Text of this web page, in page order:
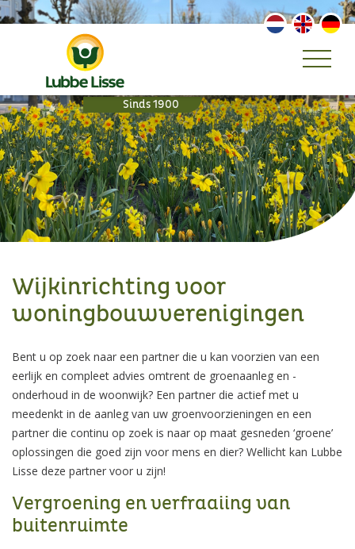
Wijkinrichting voor
woningbouwverenigingen
Bent u op zoek naar een partner die u kan voorzien van een
eerlijk en compleet advies omtrent de groenaanleg en -
onderhoud in de woonwijk? Een partner die actief met u
meedenkt in de aanleg van uw groenvoorzieningen en een
partner die continu op zoek is naar op maat gesneden ‘groene’
oplossingen die goed zijn voor mens en dier? Wellicht kan Lubbe
Lisse deze partner voor u zijn!
Vergroening en verfraaiing van
buitenruimte